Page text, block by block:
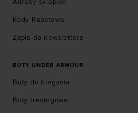
Adresy sklepów
Kody Rabatowe
Zapis do newslettera
BUTY UNDER ARMOUR
Buty do biegania
Buty treningowe